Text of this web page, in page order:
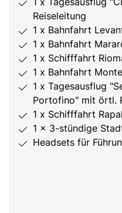
Reiseleitung
1 x Bahnfahrt
1 x Bahnfahrt
1 x Schifffahrt
1 x Bahnfahrt
1 x Tagesausflug
Portofino" mit örtl.
1 x Schifffahrt
1 x 3-stündige
Headsets für